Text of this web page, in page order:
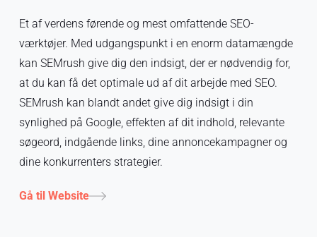
Et af verdens førende og mest omfattende SEO-
værktøjer. Med udgangspunkt i en enorm datamængde
kan SEMrush give dig den indsigt, der er nødvendig for,
at du kan få det optimale ud af dit arbejde med SEO.
SEMrush kan blandt andet give dig indsigt i din
synlighed på Google, effekten af dit indhold, relevante
søgeord, indgående links, dine annoncekampagner og
dine konkurrenters strategier.
Gå til Website